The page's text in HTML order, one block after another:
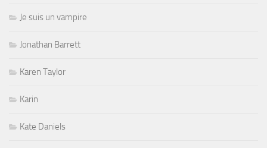
Je suis un vampire
Jonathan Barrett
Karen Taylor
Karin
Kate Daniels